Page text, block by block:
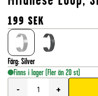
199 SEK
Färg: Silver
Finns i lager (Fler än 20 st)
-
+